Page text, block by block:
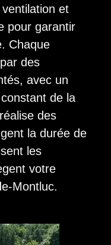
et
pour garantir
Chaque
des
avec un
de la
des
la durée de
les
votre
Montluc.